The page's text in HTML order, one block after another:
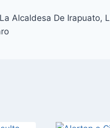
Alcaldesa De Irapuato,